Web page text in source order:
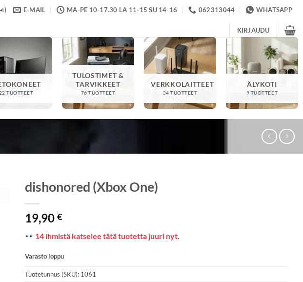
E-MAIL MA-PE 10-17.30 LA 11-15 SU 14-16 062313044 WHATSAPP
KIRJAUDU
TUOTTEET
TULOSTIMET &
TARVIKKEET
76 TUOTTEET
VERKKOLAITTEET
34 TUOTTEET
ÄLYKOTI
9 TUOTTEET
dishonored (Xbox One)
19,90€
14 ihmistä katselee tätä tuotetta juuri nyt.
Varasto loppu
Tuotetunnus (SKU): 1061